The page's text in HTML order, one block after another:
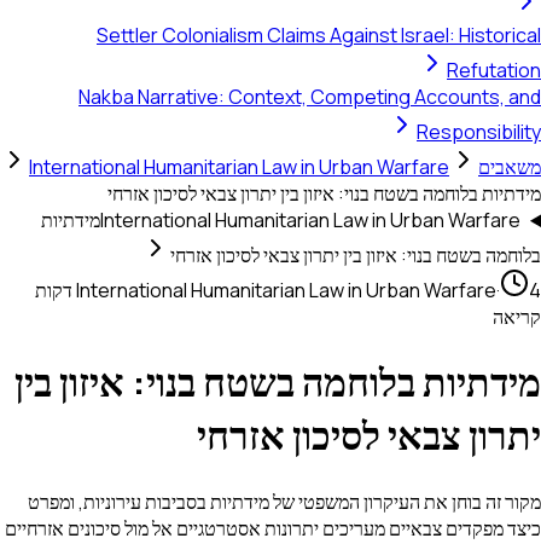
Settler Colonialism Claims Against Israel: Historical
Refutation
Nakba Narrative: Context, Competing Accounts, and
Responsibility
משאבים
International Humanitarian Law in Urban Warfare
מידתיות בלוחמה בשטח בנוי: איזון בין יתרון צבאי לסיכון אזרחי
International Humanitarian Law in Urban Warfareמידתיות
בלוחמה בשטח בנוי: איזון בין יתרון צבאי לסיכון אזרחי
International Humanitarian Law in Urban Warfare·
4 דקות
קריאה
מידתיות בלוחמה בשטח בנוי: איזון בין
יתרון צבאי לסיכון אזרחי
מקור זה בוחן את העיקרון המשפטי של מידתיות בסביבות עירוניות, ומפרט
כיצד מפקדים צבאיים מעריכים יתרונות אסטרטגיים אל מול סיכונים אזרחיים